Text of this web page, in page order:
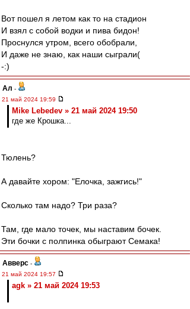
Вот пошел я летом как то на стадион
И взял с собой водки и пива бидон!
Проснулся утром, всего обобрали,
И даже не знаю, как наши сыграли(
-:)
Ал -
21 май 2024 19:59
Mike Lebedev » 21 май 2024 19:50
где же Крошка...
Тюлень?
А давайте хором: "Елочка, зажгись!"
Сколько там надо? Три раза?
Там, где мало точек, мы наставим бочек.
Эти бочки с полпинка обыграют Семака!
Авверс -
21 май 2024 19:57
agk » 21 май 2024 19:53